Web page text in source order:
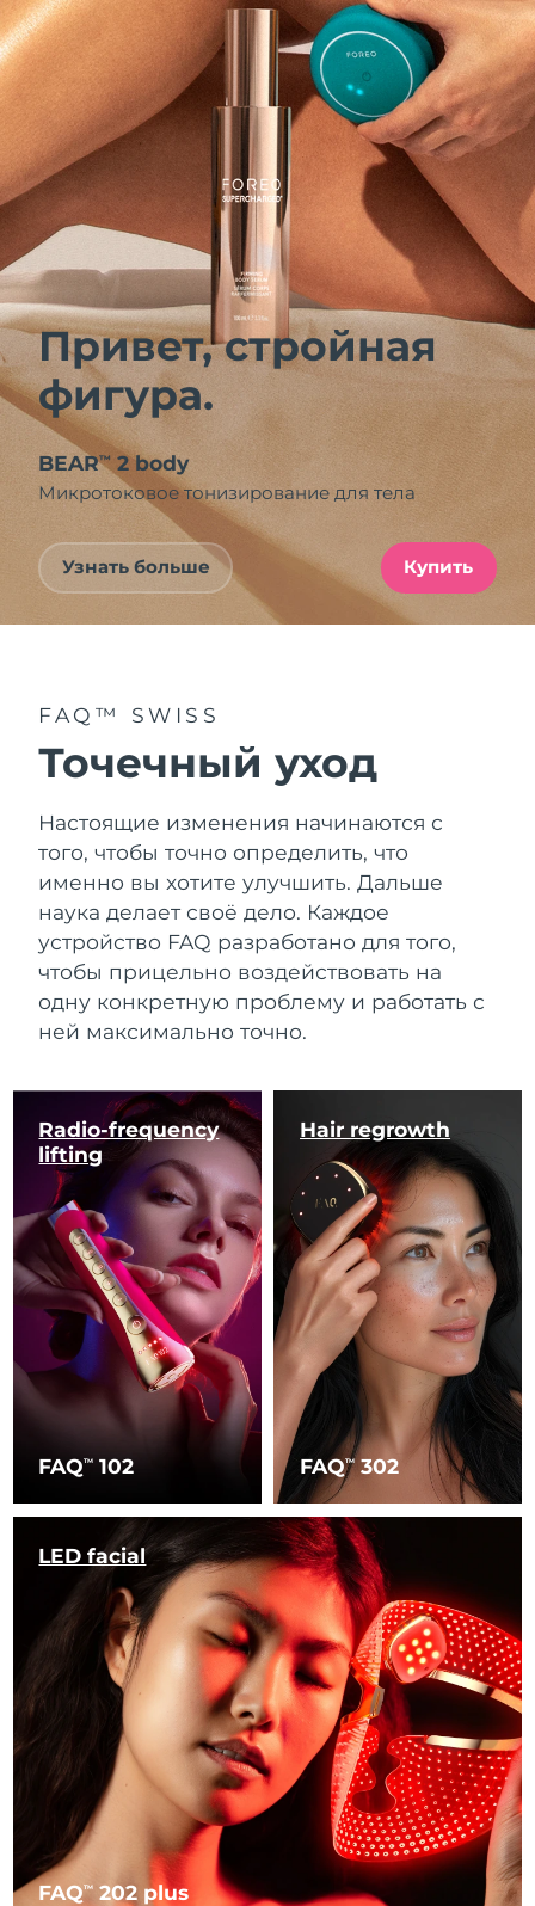
Привет, стройная
фигура.
BEAR™ 2 body
Микротоковое тонизирование для тела
Узнать больше Купить
FAQ™ SWISS
Точечный уход
Настоящие изменения начинаются с
того, чтобы точно определить, что
именно вы хотите улучшить. Дальше
наука делает своё дело. Каждое
устройство FAQ разработано для того,
чтобы прицельно воздействовать на
одну конкретную проблему и работать с
ней максимально точно.
FAQTM 102
Radio-frequency
lifting
FAQTM302
Hair regrowth
FAQTM 202 plus
LED facial